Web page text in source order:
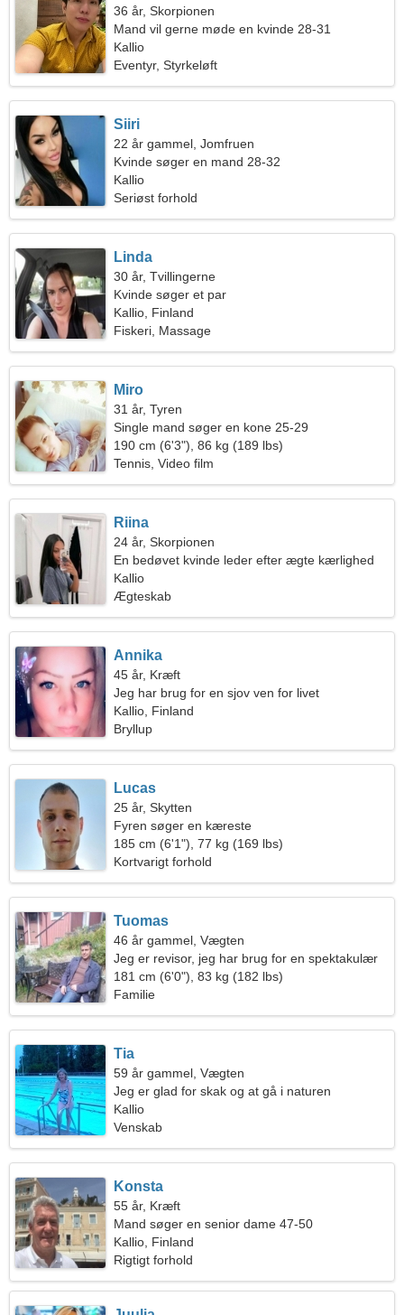
36 år, Skorpionen
Mand vil gerne møde en kvinde 28-31
Kallio
Eventyr, Styrkeløft
Siiri
22 år gammel, Jomfruen
Kvinde søger en mand 28-32
Kallio
Seriøst forhold
Linda
30 år, Tvillingerne
Kvinde søger et par
Kallio, Finland
Fiskeri, Massage
Miro
31 år, Tyren
Single mand søger en kone 25-29
190 cm (6'3"), 86 kg (189 lbs)
Tennis, Video film
Riina
24 år, Skorpionen
En bedøvet kvinde leder efter ægte kærlighed
Kallio
Ægteskab
Annika
45 år, Kræft
Jeg har brug for en sjov ven for livet
Kallio, Finland
Bryllup
Lucas
25 år, Skytten
Fyren søger en kæreste
185 cm (6'1"), 77 kg (169 lbs)
Kortvarigt forhold
Tuomas
46 år gammel, Vægten
Jeg er revisor, jeg har brug for en spektakulær
kvinde
181 cm (6'0"), 83 kg (182 lbs)
Familie
Tia
59 år gammel, Vægten
Jeg er glad for skak og at gå i naturen
Kallio
Venskab
Konsta
55 år, Kræft
Mand søger en senior dame 47-50
Kallio, Finland
Rigtigt forhold